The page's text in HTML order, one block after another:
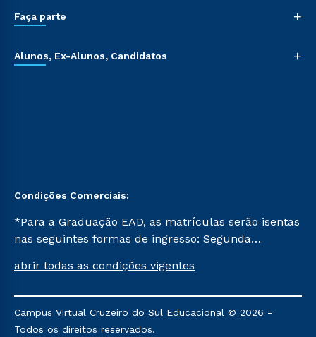
Faça parte +
Alunos, Ex-Alunos, Candidatos +
Condições Comerciais:
*Para a Graduação EAD, as matrículas serão isentas
nas seguintes formas de ingresso: Segunda
Já para as demais, a taxa de matrícula será de R$
mencionadas são referentes aos cursos: Ensino
Religioso, Geografia para a Docência e Metodologia
abrir todas as condições vigentes
Campus Virtual Cruzeiro do Sul Educacional © 2026 -
Todos os direitos reservados.